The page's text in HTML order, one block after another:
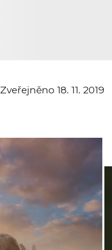
Zveřejněno 18. 11. 2019